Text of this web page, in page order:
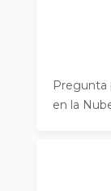
Pregunta
en la